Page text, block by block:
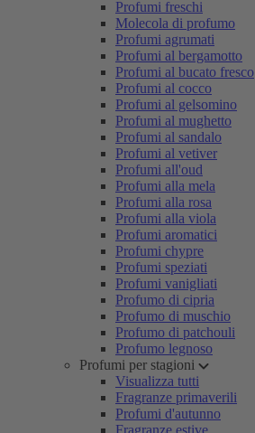
Profumi freschi
Molecola di profumo
Profumi agrumati
Profumi al bergamotto
Profumi al bucato fresco
Profumi al cocco
Profumi al gelsomino
Profumi al mughetto
Profumi al sandalo
Profumi al vetiver
Profumi all'oud
Profumi alla mela
Profumi alla rosa
Profumi alla viola
Profumi aromatici
Profumi chypre
Profumi speziati
Profumi vanigliati
Profumo di cipria
Profumo di muschio
Profumo di patchouli
Profumo legnoso
Profumi per stagioni
Visualizza tutti
Fragranze primaverili
Profumi d'autunno
Fragranze estive